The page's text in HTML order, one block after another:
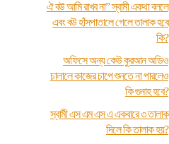
ঐ বউ আমি রাখব না” স্বামী একথা বললে
এবং বউ হাঁসপাতালে গেলে তালাক হবে
কি?
অফিসে অন্য কেউ কুরআন অডিও
চালালে কাজের চাপে শুনতে না পারলেও
কি গুনাহ হবে?
স্বামী এস এম এস এ একবারে ৩ তালাক
দিলে কি তালাক হয়?